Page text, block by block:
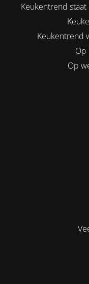
Keukentrend
Keukentrend
Op
Op